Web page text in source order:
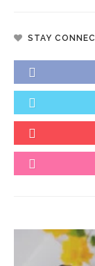
STAY